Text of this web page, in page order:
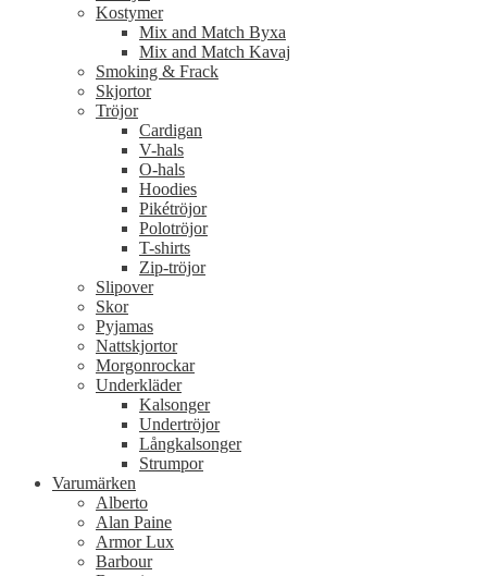
Kostymer
Mix and Match Byxa
Mix and Match Kavaj
Smoking & Frack
Skjortor
Tröjor
Cardigan
V-hals
O-hals
Hoodies
Pikétröjor
Polotröjor
T-shirts
Zip-tröjor
Slipover
Skor
Pyjamas
Nattskjortor
Morgonrockar
Underkläder
Kalsonger
Undertröjor
Långkalsonger
Strumpor
Varumärken
Alberto
Alan Paine
Armor Lux
Barbour